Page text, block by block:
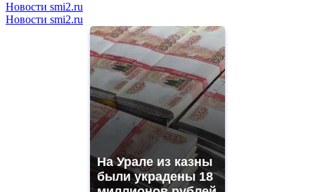
Новости smi2.ru
Новости smi2.ru
На Урале из казны
были украдены 18